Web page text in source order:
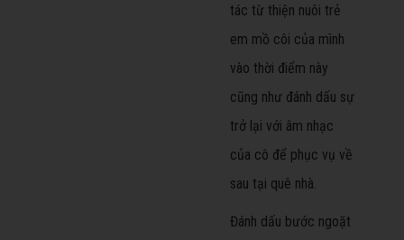
tác từ thiện nuôi trẻ
em mồ côi của mình
vào thời điểm này
cũng như đánh dấu sự
trở lại với âm nhạc
của cô để phục vụ về
sau tại quê nhà.
Đánh dấu bước ngoặt